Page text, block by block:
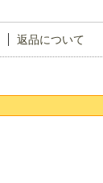
返品について